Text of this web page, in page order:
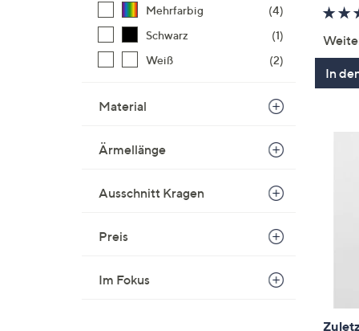
Mehrfarbig
(4)
Schwarz
(1)
Weiß
(2)
Material
Ärmellänge
Ausschnitt Kragen
Preis
Im Fokus
In